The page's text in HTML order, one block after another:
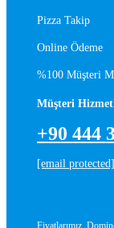
Pizza Takip
Online Ödeme
%100 Müşteri
Müşteri
+90 444
[email protected]
Fiyatlarımız,